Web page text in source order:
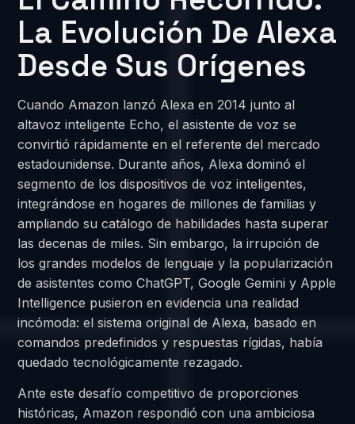
La Evolución De Alexa
Desde Sus Orígenes
Cuando Amazon lanzó Alexa en 2014 junto al
altavoz inteligente Echo, el asistente de voz se
convirtió rápidamente en el referente del mercado
estadounidense. Durante años, Alexa dominó el
segmento de los dispositivos de voz inteligentes,
integrándose en hogares de millones de familias y
ampliando su catálogo de habilidades hasta superar
las decenas de miles. Sin embargo, la irrupción de
los grandes modelos de lenguaje y la popularización
de asistentes como ChatGPT, Google Gemini y Apple
Intelligence pusieron en evidencia una realidad
incómoda: el sistema original de Alexa, basado en
comandos predefinidos y respuestas rígidas, había
quedado tecnológicamente rezagado.
Ante este desafío competitivo de proporciones
históricas, Amazon respondió con una ambiciosa